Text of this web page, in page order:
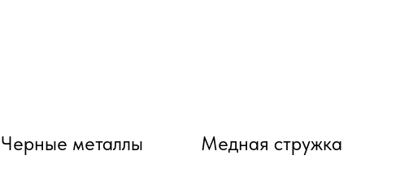
Черные металлы Медная стружка